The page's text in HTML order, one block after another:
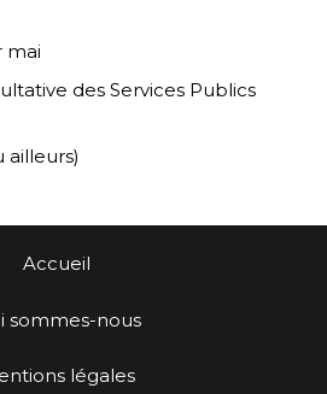
mai
des Services Publics
ailleurs)
Accueil
sommes-nous
légales